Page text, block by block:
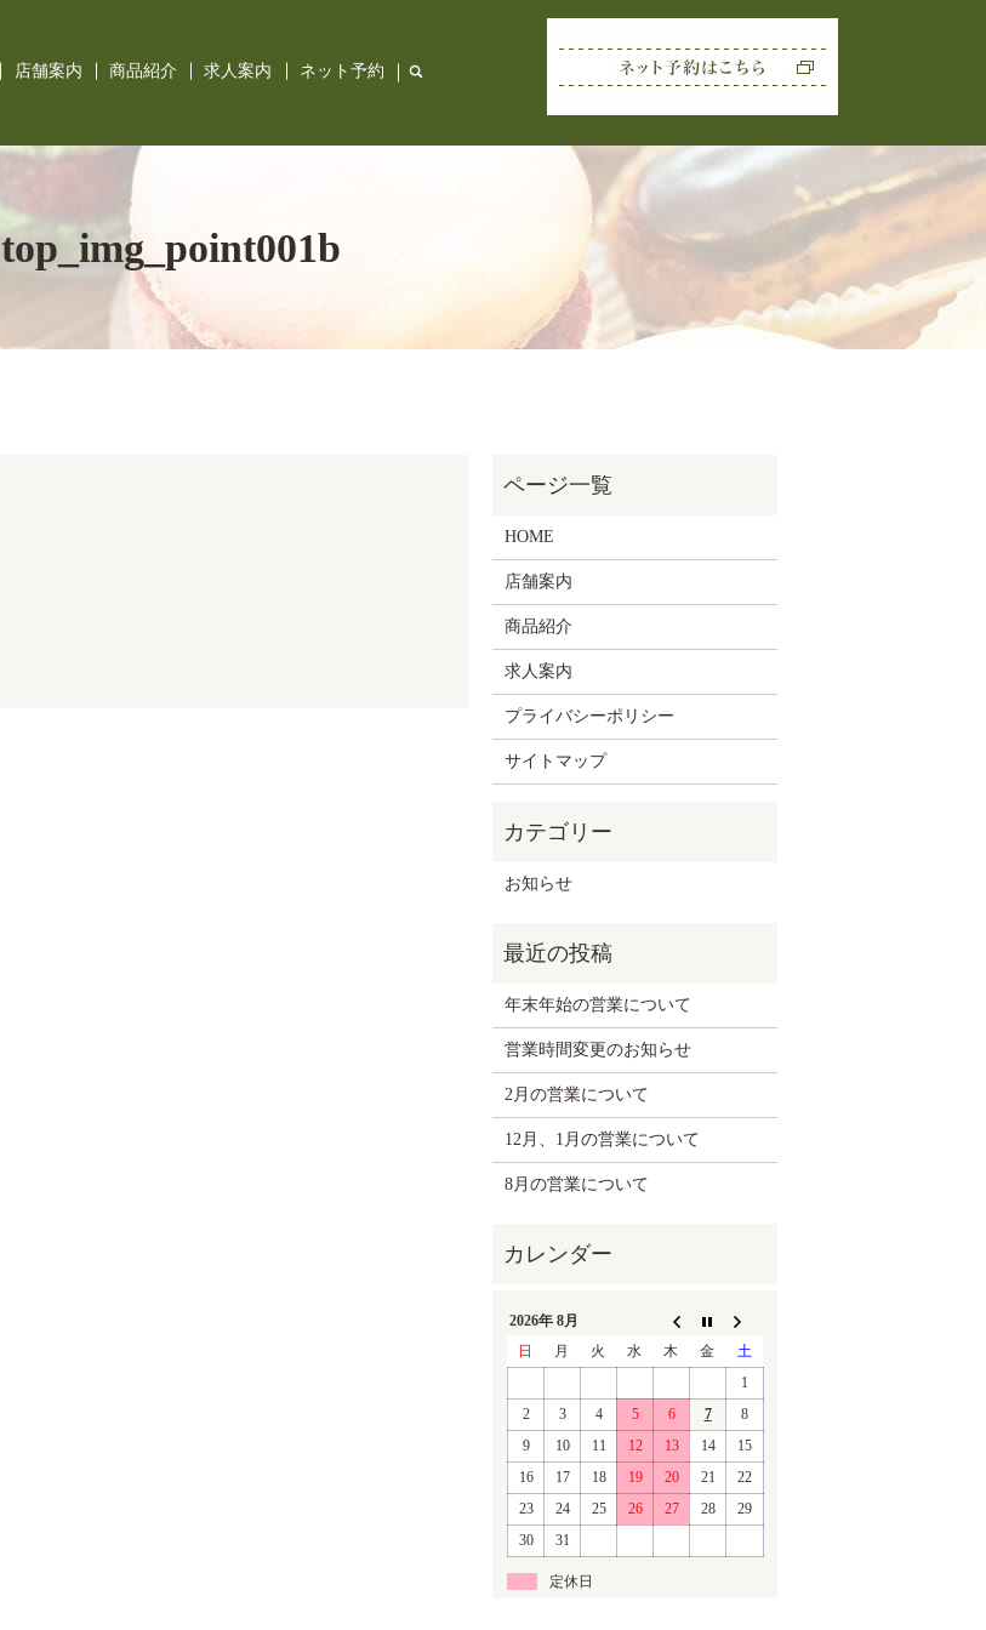
店舗案内 商品紹介 求人案内 ネット予約 search
top_img_point001b
HOME
店舗案内
商品紹介
求人案内
プライバシーポリシー
サイトマップ
お知らせ
年末年始の営業について
営業時間変更のお知らせ
2月の営業について
12月、1月の営業について
8月の営業について
2026年 8月
日
月 火 水 木 金
土
1
2
3 4 5 6 7
8
9
10 11 12 13 14
15
16
17 18 19 20 21
22
23
24 25 26 27 28
29
30
31
定休日